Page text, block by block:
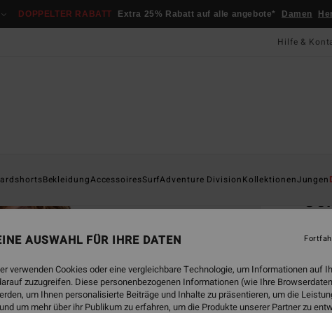
DOPPELTER RABATT Extra 25% Rabatt auf alle angebote* Damen
Hilfe &
BekleidungAccessoiresSurfAdventure DivisionKollektionenJungen
CHF
SALE
AUSWAHL FÜR IHRE DATEN
verwenden Cookies oder eine vergleichbare Technologie, um Informationen auf
zuzugreifen. Diese personenbezogenen Informationen (wie Ihre
um Ihnen personalisierte Beiträge und Inhalte zu präsentieren, um die
um mehr über ihr Publikum zu erfahren, um die Produkte unserer Partner zu